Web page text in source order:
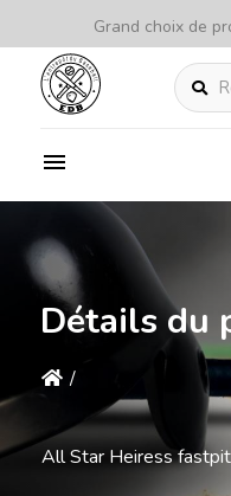
Grand choix de
Détails du
/
All Star Heiress